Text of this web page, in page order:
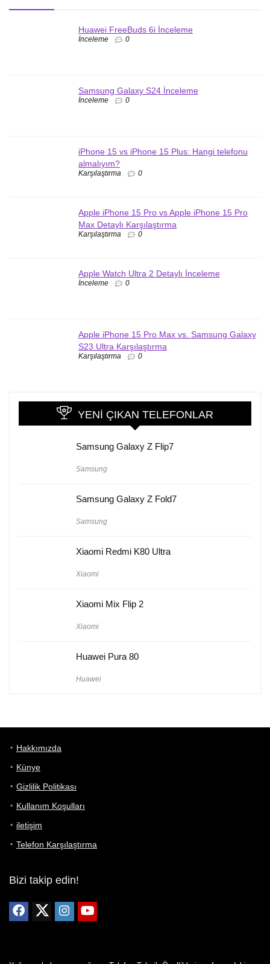
Huawei FreeBuds 6i İnceleme
İnceleme 0
Samsung Galaxy S24 İnceleme
İnceleme 0
iPhone 15 vs iPhone 15 Plus: Hangi telefonu
almalıyım?
Karşılaştırma 0
Apple iPhone 15 Pro vs Apple iPhone 15 Pro
Max Detaylı Karşılaştırma
Karşılaştırma 0
Apple Watch Ultra 2 Detaylı İnceleme
İnceleme 0
Apple iPhone 15 Pro Max vs. Samsung Galaxy
S23 Ultra Karşılaştırma
Karşılaştırma 0
YENI ÇIKAN TELEFONLAR
Samsung Galaxy Z Flip7
Samsung
Samsung Galaxy Z Fold7
Samsung
Xiaomi Redmi K80 Ultra
Xiaomi
Xiaomi Mix Flip 2
Xiaomi
Huawei Pura 80
Huawei
Hakkımızda
Künye
Gizlilik Politikası
Kullanım Koşulları
iletişim
Telefon Karşılaştırma
Bizi takip edin!